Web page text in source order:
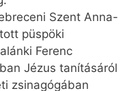
Szent Anna-
püspöki
Ferenc
Jézus tanításáról
zsinagógában